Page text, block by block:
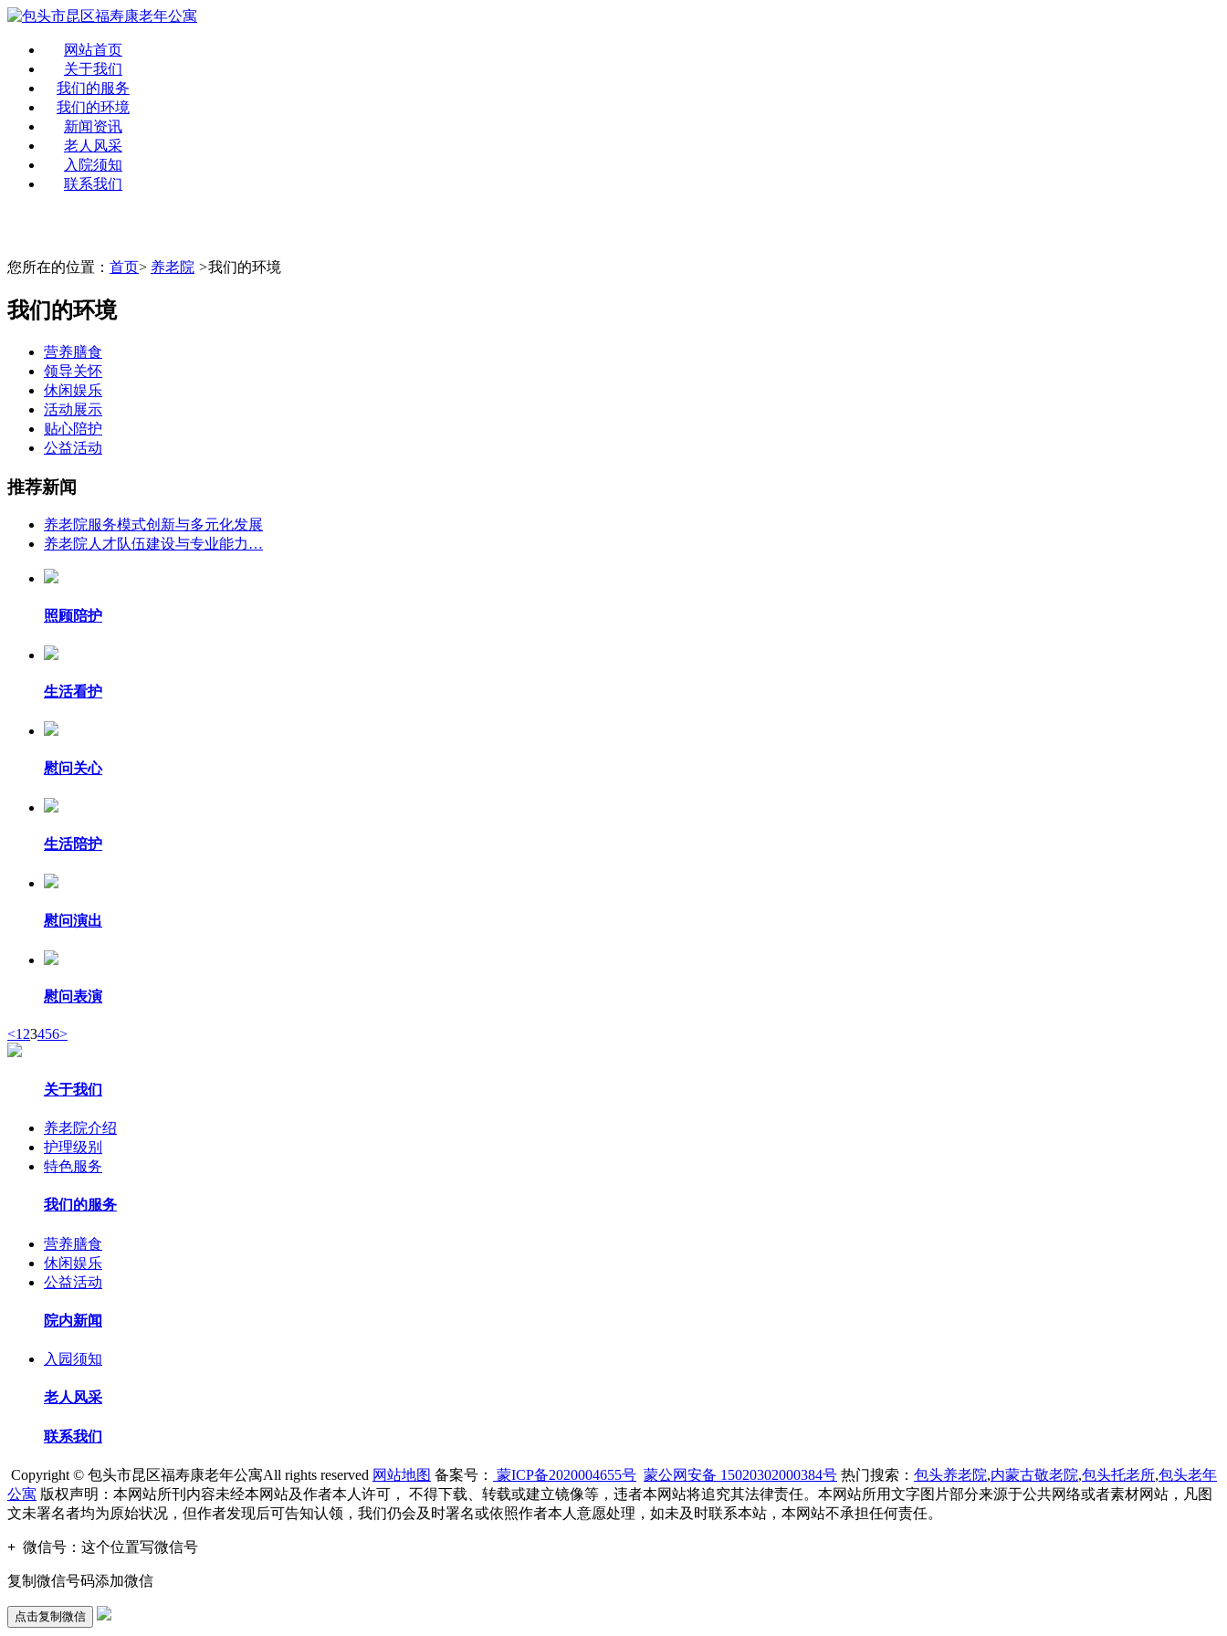
网站首页
关于我们
我们的服务
我们的环境
新闻资讯
老人风采
入院须知
联系我们
您所在的位置： 首页> 养老院 >我们的环境
我们的环境
营养膳食
领导关怀
休闲娱乐
活动展示
贴心陪护
公益活动
推荐新闻
养老院服务模式创新与多元化发展
养老院人才队伍建设与专业能力…
照顾陪护
生活看护
慰问关心
生活陪护
慰问演出
慰问表演
<123456>
关于我们
养老院介绍
护理级别
特色服务
我们的服务
营养膳食
休闲娱乐
公益活动
院内新闻
入园须知
老人风采
联系我们
Copyright © 包头市昆区福寿康老年公寓All rights reserved 网站地图 备案号： 蒙ICP备2020004655号 蒙公网安备 15020302000384号 热门搜索： 包头养老院,内蒙古敬老院,包头托老所,包头老年
公寓 版权声明：本网站所刊内容未经本网站及作者本人许可， 不得下载、转载或建立镜像等，违者本网站将追究其法律责任。本网站所用文字图片部分来源于公共网络或者素材网站，凡图
文未署名者均为原始状况，但作者发现后可告知认领，我们仍会及时署名或依照作者本人意愿处理，如未及时联系本站，本网站不承担任何责任。
+ 微信号： 这个位置写微信号
复制微信号码添加微信
点击复制微信